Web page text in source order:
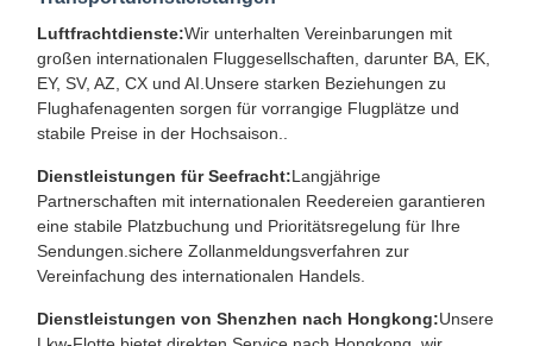
Luftfrachtdienste:Wir unterhalten Vereinbarungen mit
großen internationalen Fluggesellschaften, darunter BA, EK,
EY, SV, AZ, CX und AI.Unsere starken Beziehungen zu
Flughafenagenten sorgen für vorrangige Flugplätze und
stabile Preise in der Hochsaison..
Dienstleistungen für Seefracht:Langjährige
Partnerschaften mit internationalen Reedereien garantieren
eine stabile Platzbuchung und Prioritätsregelung für Ihre
Sendungen.sichere Zollanmeldungsverfahren zur
Vereinfachung des internationalen Handels.
Dienstleistungen von Shenzhen nach Hongkong:Unsere